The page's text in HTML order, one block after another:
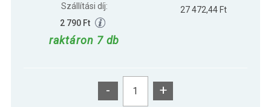
Szállítási díj:
2 790 Ft
raktáron 7 db
27 472,44 Ft
- +